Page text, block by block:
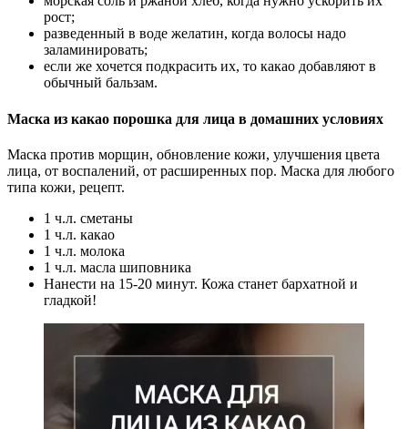
рост;
разведенный в воде желатин, когда волосы надо
заламинировать;
если же хочется подкрасить их, то какао добавляют в
обычный бальзам.
Маска из какао порошка для лица в домашних условиях
Маска против морщин, обновление кожи, улучшения цвета
лица, от воспалений, от расширенных пор. Маска для любого
типа кожи, рецепт.
1 ч.л. сметаны
1 ч.л. какао
1 ч.л. молока
1 ч.л. масла шиповника
Нанести на 15-20 минут. Кожа станет бархатной и
гладкой!